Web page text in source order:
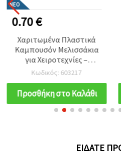
ΝΈΟ
0.70 €
Χαριτωμένα Πλαστικά
Καμπουσόν Μελισσάκια
για Χειροτεχνίες –
10,5x10x5,5 mm – Σετ 10
Τεμαχίων (Assorted)
Κωδικός: 603217
Προσθήκη στο Καλάθι
ΕΊΔΑΤΕ